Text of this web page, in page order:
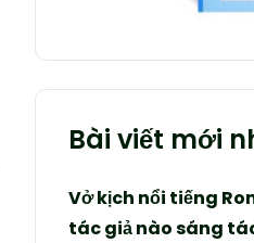
Bài viết mới
Vở kịch nổi tiếng
tác giả nào sáng